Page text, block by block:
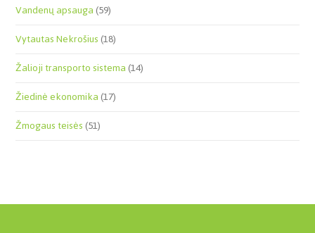
Vandenų apsauga(59)
Vytautas Nekrošius(18)
Žalioji transporto sistema(14)
Žiedinė ekonomika(17)
Žmogaus teisės(51)